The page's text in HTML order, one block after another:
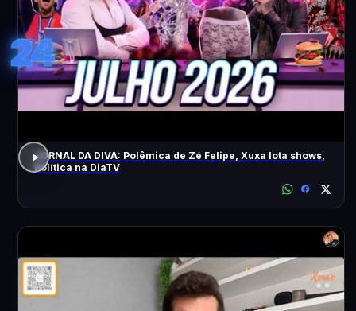
24
JORNAL DA DIVA: Polêmica de Zé Felipe, Xuxa lota shows,
Política na DiaTV